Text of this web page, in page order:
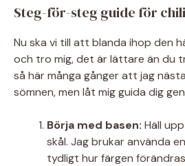
Steg-för-steg guide för
Nu ska vi till att blanda ihop den
och tro mig, det är lättare än du
så här många gånger att jag
sömnen, men låt mig guida dig
Börja med basen: Häll
skål. Jag brukar använda
tydligt hur färgen